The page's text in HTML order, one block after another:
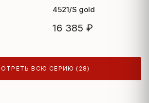
4521/S gold
16 385 ₽
ВСЮ СЕРИЮ (28)